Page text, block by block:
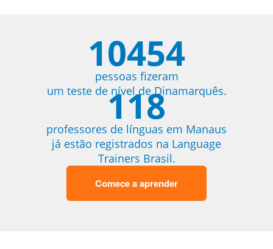
10454
pessoas fizeram
um teste de nível de Dinamarquês.
118
professores de línguas em Manaus
já estão registrados na Language
Trainers Brasil.
Comece a aprender